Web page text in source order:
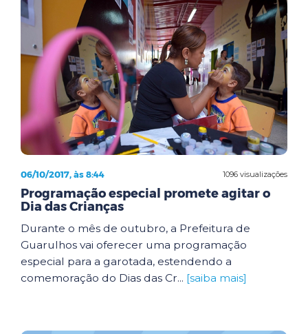
1096 visualizações
06/10/2017, às 8:44
Programação especial promete agitar o
Dia das Crianças
Durante o mês de outubro, a Prefeitura de
Guarulhos vai oferecer uma programação
especial para a garotada, estendendo a
comemoração do Dias das Cr... [saiba mais]